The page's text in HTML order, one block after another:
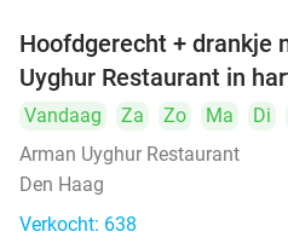
Hoofdgerecht + drankje
Uyghur Restaurant in
Vandaag Za Zo Ma Di
Arman Uyghur Restaurant
Den Haag
Verkocht: 638